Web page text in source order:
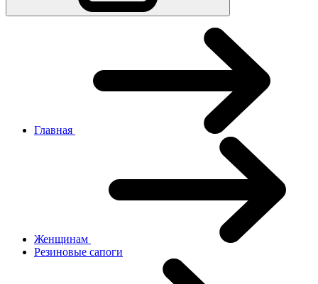
Главная
Женщинам
Резиновые сапоги